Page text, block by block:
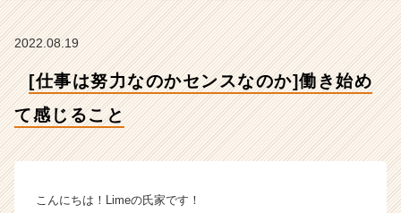
の
タ
|
2022.08.19
[仕事は努力なのかセンスなのか]働き始め
て感じること
こんにちは！Limeの氏家です！